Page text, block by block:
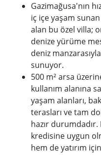
Gazimağusa'nın
iç içe yaşam
alan bu özel villa;
denize yürüme
deniz
sunuyor.
500 m² arsa
kullanım alanına
yaşam alanları,
terasları ve tam
hazır durumdadır.
kredisine uygun
hem de yatırım